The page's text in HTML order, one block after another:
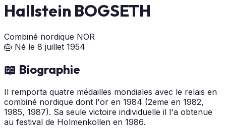
Hallstein BOGSETH
Combiné nordique NOR
🎂 Né le 8 juillet 1954
📖 Biographie
Il remporta quatre médailles mondiales avec le relais en
combiné nordique dont l'or en 1984 (2eme en 1982,
1985, 1987). Sa seule victoire individuelle il l'a obtenue
au festival de Holmenkollen en 1986.